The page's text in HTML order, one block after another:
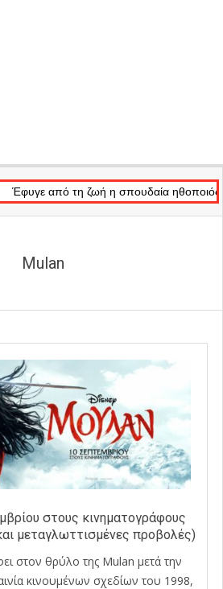
από τη ζωή η σπουδαία ηθοποιός
Mulan
στους κινηματογράφους
μεταγλωττισμένες προβολές)
στον θρύλο της Mulan μετά την
κινουμένων σχεδίων του 1998,